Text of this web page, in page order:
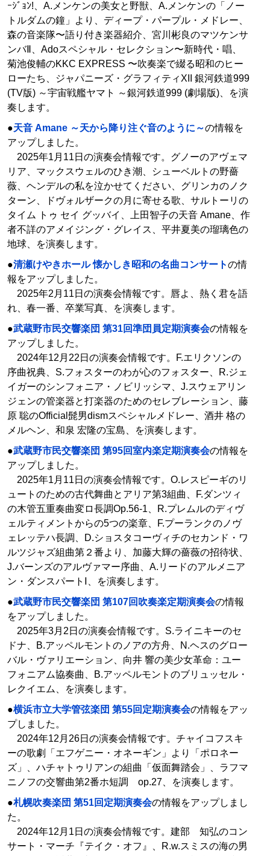
ｰｼﾞｮﾝ!、A.メンケンの美女と野獣、A.メンケンの「ノー
トルダムの鐘」より、ディープ・パープル・メドレー、
森の音楽隊〜語り付き楽器紹介、宮川彬良のマツケンサ
ンバⅡ、Adoスペシャル・セレクション〜新時代・唱、
菊池俊輔のKKC EXPRESS 〜吹奏楽で綴る昭和のヒー
ローたち、ジャパニーズ・グラフィティXII 銀河鉄道999
(TV版) ～宇宙戦艦ヤマト ～銀河鉄道999 (劇場版)、を演
奏します。
●天音 Amane ～天から降り注ぐ音のように～の情報を
アップしました。
2025年1月11日の演奏会情報です。グノーのアヴェマ
リア、マックスウェルのひき潮、シューベルトの野薔
薇、ヘンデルの私を泣かせてください、グリンカのノク
ターン、ドヴォルザークの月に寄せる歌、サルトーリの
タイム トゥ セイ グッバイ、上田智子の天音 Amane、作
者不詳のアメイジング・グレイス、平井夏美の瑠璃色の
地球、を演奏します。
●清瀬けやきホール 懐かしき昭和の名曲コンサートの情
報をアップしました。
2025年2月11日の演奏会情報です。唇よ、熱く君を語
れ、春一番、卒業写真、を演奏します。
●武蔵野市民交響楽団 第31回準団員定期演奏会の情報を
アップしました。
2024年12月22日の演奏会情報です。F.エリクソンの
序曲祝典、S.フォスターのわが心のフォスター、R.ジェ
イガーのシンフォニア・ノビリッシマ、J.スウェアリン
ジェンの管楽器と打楽器のためのセレブレーション、藤
原 聡のOfficial髭男dismスペシャルメドレー、酒井 格の
メルヘン、和泉 宏隆の宝島、を演奏します。
●武蔵野市民交響楽団 第95回室内楽定期演奏会の情報を
アップしました。
2025年1月11日の演奏会情報です。O.レスピーギのリ
ュートのための古代舞曲とアリア第3組曲、F.ダンツィ
の木管五重奏曲変ロ長調Op.56-1、R.プレムルのディヴ
ェルティメントからの5つの楽章、F.プーランクのノヴ
ェレッテハ長調、D.ショスタコーヴィチのセカンド・ワ
ルツジャズ組曲第２番より、加藤大輝の薔薇の招待状、
J.バーンズのアルヴァマー序曲、A.リードのアルメニア
ン・ダンスパートⅠ、を演奏します。
●武蔵野市民交響楽団 第107回吹奏楽定期演奏会の情報
をアップしました。
2025年3月2日の演奏会情報です。S.ライニキーのセ
ドナ、B.アッペルモントのノアの方舟、N.ヘスのグロー
バル・ヴァリエーション、向井 響の美少女革命：ユー
フォニアム協奏曲、B.アッペルモントのブリュッセル・
レクイエム、を演奏します。
●横浜市立大学管弦楽団 第55回定期演奏会の情報をアッ
プしました。
2024年12月26日の演奏会情報です。チャイコフスキ
ーの歌劇「エフゲニー・オネーギン」より「ポロネー
ズ」、ハチャトゥリアンの組曲「仮面舞踏会」、ラフマ
ニノフの交響曲第2番ホ短調 op.27、を演奏します。
●札幌吹奏楽団 第51回定期演奏会の情報をアップしまし
た。
2024年12月1日の演奏会情報です。建部 知弘のコン
サート・マーチ『テイク・オフ』、R.w.スミスの海の男